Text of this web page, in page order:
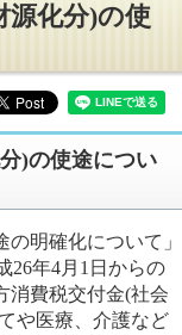
源化分)の使
)の使途につい
の明確化について」
26年4月1日からの
消費税交付金(社会
や医療、介護など